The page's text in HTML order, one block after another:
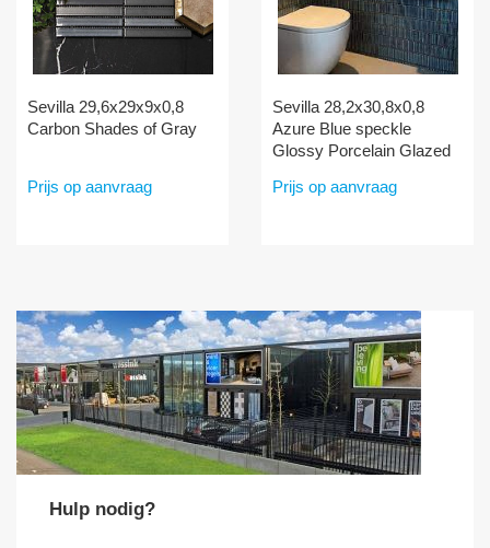
Sevilla 29,6x29x9x0,8
Carbon Shades of Gray
Prijs op aanvraag
Sevilla 28,2x30,8x0,8
Azure Blue speckle
Glossy Porcelain Glazed
Prijs op aanvraag
Hulp nodig?